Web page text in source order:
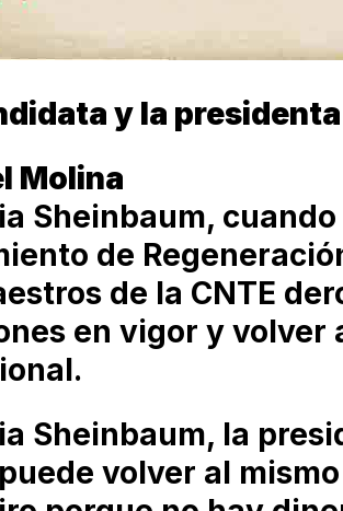
y la presidenta
Molina
Sheinbaum,
de
de la CNTE
en vigor y volver
Sheinbaum, la
volver al